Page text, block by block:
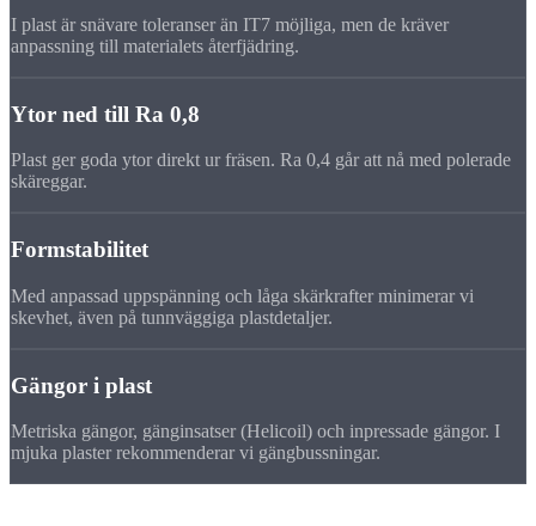
I plast är snävare toleranser än IT7 möjliga, men de kräver
anpassning till materialets återfjädring.
Ytor ned till Ra 0,8
Plast ger goda ytor direkt ur fräsen. Ra 0,4 går att nå med polerade
skäreggar.
Formstabilitet
Med anpassad uppspänning och låga skärkrafter minimerar vi
skevhet, även på tunnväggiga plastdetaljer.
Gängor i plast
Metriska gängor, gänginsatser (Helicoil) och inpressade gängor. I
mjuka plaster rekommenderar vi gängbussningar.